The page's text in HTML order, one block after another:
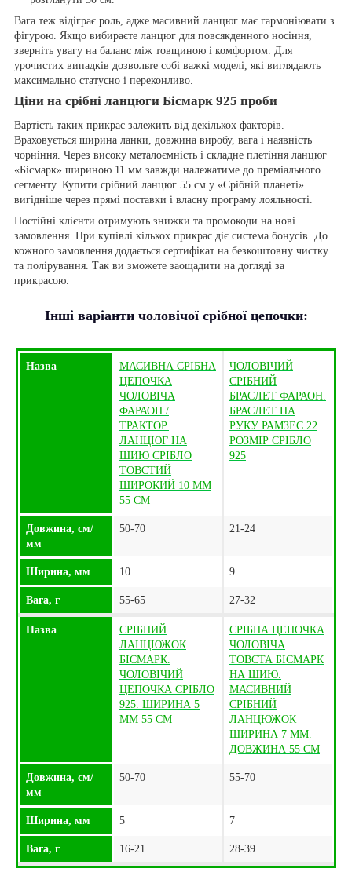
Вага теж відіграє роль, адже масивний ланцюг має гармоніювати з
фігурою. Якщо вибираєте ланцюг для повсякденного носіння,
зверніть увагу на баланс між товщиною і комфортом. Для
урочистих випадків дозвольте собі важкі моделі, які виглядають
максимально статусно і переконливо.
Ціни на срібні ланцюги Бісмарк 925 проби
Вартість таких прикрас залежить від декількох факторів.
Враховується ширина ланки, довжина виробу, вага і наявність
чорніння. Через високу металоємність і складне плетіння ланцюг
«Бісмарк» шириною 11 мм завжди належатиме до преміального
сегменту. Купити срібний ланцюг 55 см у «Срібній планеті»
вигідніше через прямі поставки і власну програму лояльності.
Постійні клієнти отримують знижки та промокоди на нові
замовлення. При купівлі кількох прикрас діє система бонусів. До
кожного замовлення додається сертифікат на безкоштовну чистку
та полірування. Так ви зможете заощадити на догляді за
прикрасою.
Інші варіанти чоловічої срібної цепочки:
Назва
МАСИВНА СРІБНА
ЦЕПОЧКА
ЧОЛОВІЧА
ФАРАОН /
ТРАКТОР.
ЛАНЦЮГ НА
ШИЮ СРІБЛО
ТОВСТИЙ
ШИРОКИЙ 10 ММ
55 СМ
ЧОЛОВІЧИЙ
СРІБНИЙ
БРАСЛЕТ ФАРАОН.
БРАСЛЕТ НА
РУКУ РАМЗЕС 22
РОЗМІР СРІБЛО
925
Довжина, см/
мм
50-70 21-24
Ширина, мм 10 9
Вага, г 55-65 27-32
Назва
СРІБНИЙ
ЛАНЦЮЖОК
БІСМАРК.
ЧОЛОВІЧИЙ
ЦЕПОЧКА СРІБЛО
925. ШИРИНА 5
ММ 55 СМ
СРІБНА ЦЕПОЧКА
ЧОЛОВІЧА
ТОВСТА БІСМАРК
НА ШИЮ.
МАСИВНИЙ
СРІБНИЙ
ЛАНЦЮЖОК
ШИРИНА 7 ММ.
ДОВЖИНА 55 СМ
Довжина, см/
мм
50-70 55-70
Ширина, мм 5 7
Вага, г 16-21 28-39